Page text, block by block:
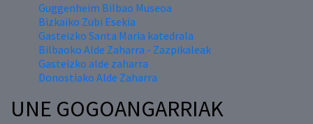
Guggenheim Bilbao Museoa
Bizkaiko Zubi Esekia
Gasteizko Santa Maria katedrala
Bilbaoko Alde Zaharra - Zazpikaleak
Gasteizko alde zaharra
Donostiako Alde Zaharra
UNE GOGOANGARRIAK